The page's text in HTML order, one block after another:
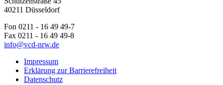
40211 Düsseldorf
Fon 0211 - 16 49 49-7
Fax 0211 - 16 49 49-8
info@vcd-nrw.de
Impressum
Erklärung zur Barrierefreiheit
Datenschutz